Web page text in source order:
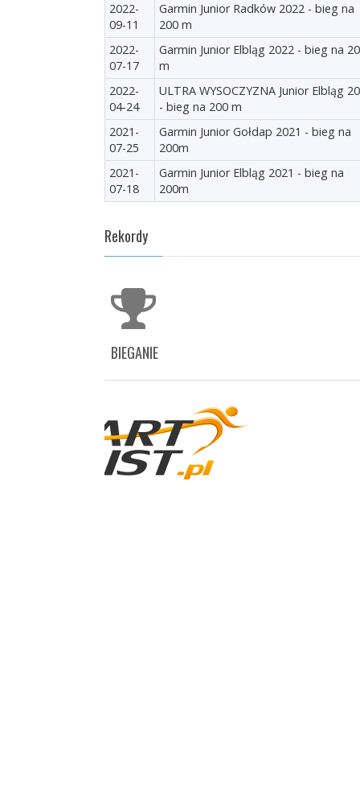
2022-
09-11
Garmin Junior Radków 2022 - bieg na
200 m
2022-
07-17
Garmin Junior Elbląg 2022 - bieg na
m
2022-
04-24
ULTRA WYSOCZYZNA Junior Elbląg
- bieg na 200 m
2021-
07-25
Garmin Junior Gołdap 2021 - bieg na
200m
2021-
07-18
Garmin Junior Elbląg 2021 - bieg na
200m
Rekordy
BIEGANIE